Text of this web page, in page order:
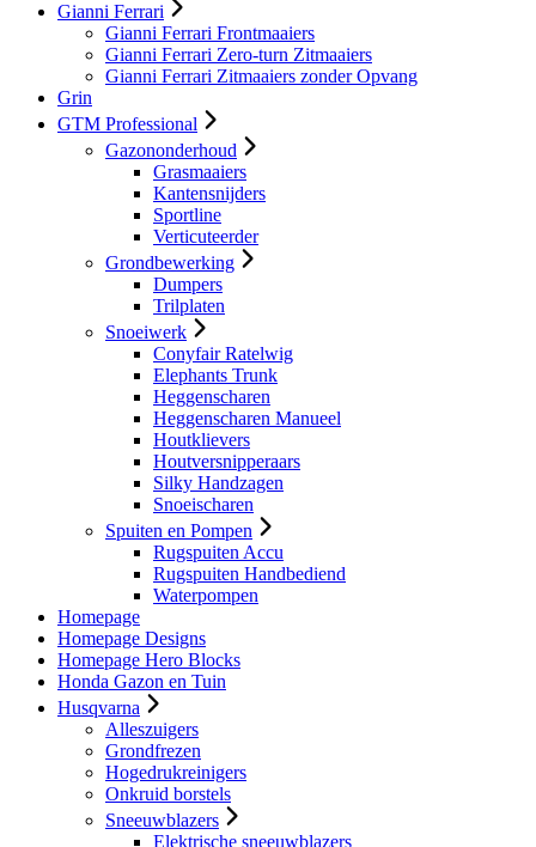
Gianni Ferrari
Gianni Ferrari Frontmaaiers
Gianni Ferrari Zero-turn Zitmaaiers
Gianni Ferrari Zitmaaiers zonder Opvang
Grin
GTM Professional
Gazononderhoud
Grasmaaiers
Kantensnijders
Sportline
Verticuteerder
Grondbewerking
Dumpers
Trilplaten
Snoeiwerk
Conyfair Ratelwig
Elephants Trunk
Heggenscharen
Heggenscharen Manueel
Houtklievers
Houtversnipperaars
Silky Handzagen
Snoeischaren
Spuiten en Pompen
Rugspuiten Accu
Rugspuiten Handbediend
Waterpompen
Homepage
Homepage Designs
Homepage Hero Blocks
Honda Gazon en Tuin
Husqvarna
Alleszuigers
Grondfrezen
Hogedrukreinigers
Onkruid borstels
Sneeuwblazers
Elektrische sneeuwblazers